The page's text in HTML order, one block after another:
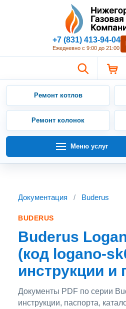
+7 (831) 413-94-04
Ежедневно с 9:00 до 21:00
Ремонт котлов
Ремонт колонок
Меню услуг
Документация / Buderus
BUDERUS
Buderus
(код logano-
инструкции и
Документы PDF по серии
инструкции, паспорта,